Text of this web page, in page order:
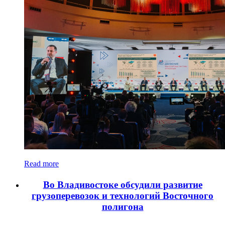
Read more
Во Владивостоке обсудили развитие
грузоперевозок и технологий Восточного
полигона